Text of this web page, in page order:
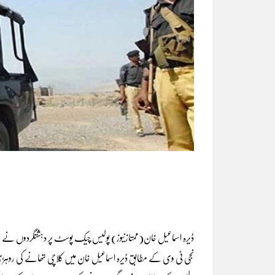
ڈیرہ اسماعیل خان(ممتازنیوز) پولیس چیک پوسٹ پر دہشتگردوں نے
نجی ٹی وی کے مطابق ڈیرہ اسماعیل خان میں کلاچی تھانے کی